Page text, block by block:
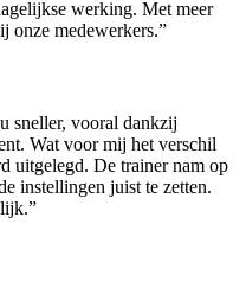
werking. Met meer
onze medewerkers.”
sneller, vooral dankzij
Wat voor mij het verschil
uitgelegd. De trainer nam op
instellingen juist te zetten.